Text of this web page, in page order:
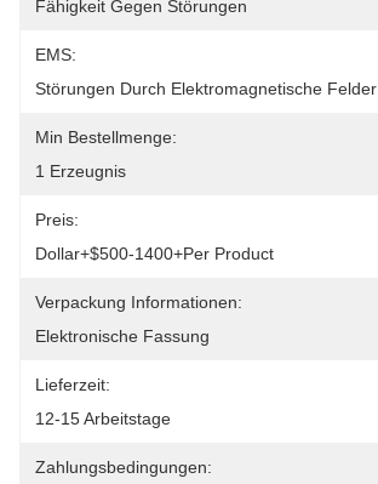
Fähigkeit Gegen Störungen
EMS:
Störungen Durch Elektromagnetische Felder
Min Bestellmenge:
1 Erzeugnis
Preis:
Dollar+$500-1400+Per Product
Verpackung Informationen:
Elektronische Fassung
Lieferzeit:
12-15 Arbeitstage
Zahlungsbedingungen: